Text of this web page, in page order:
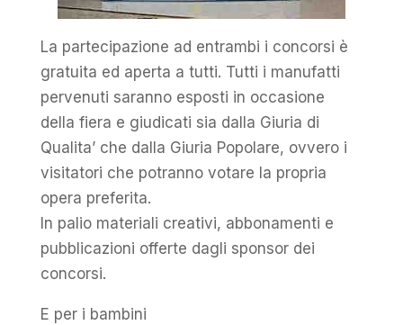
La partecipazione ad entrambi i concorsi è
gratuita ed aperta a tutti. Tutti i manufatti
pervenuti saranno esposti in occasione
della fiera e giudicati sia dalla Giuria di
Qualita’ che dalla Giuria Popolare, ovvero i
visitatori che potranno votare la propria
opera preferita.
In palio materiali creativi, abbonamenti e
pubblicazioni offerte dagli sponsor dei
concorsi.
E per i bambini